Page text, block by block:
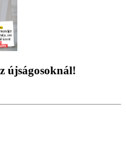
újságosoknál!